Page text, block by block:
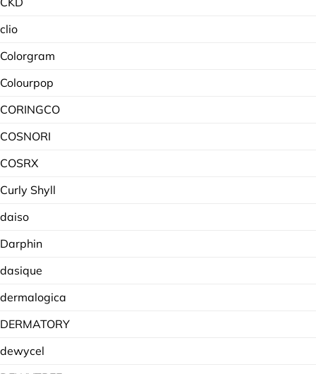
clio
Colorgram
Colourpop
CORINGCO
COSNORI
COSRX
Curly Shyll
daiso
Darphin
dasique
dermalogica
DERMATORY
dewycel